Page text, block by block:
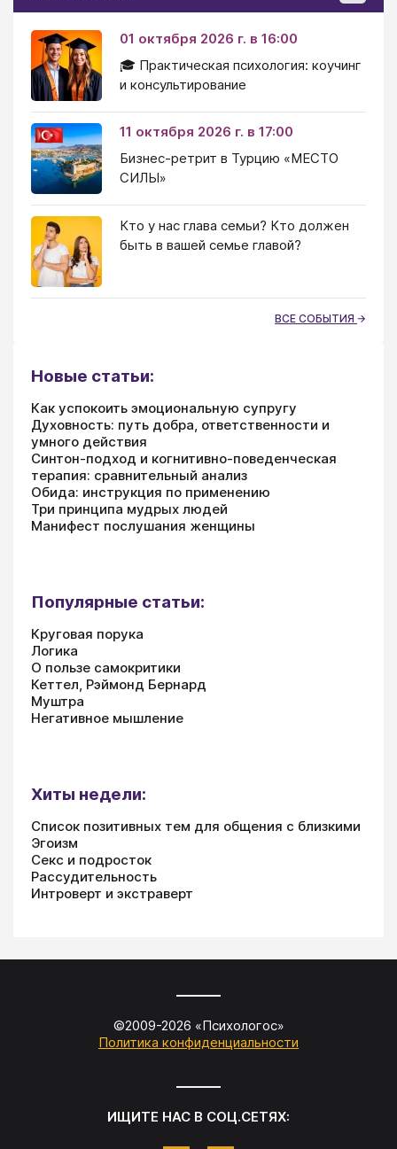
01 октября 2026 г. в 16:00
🎓 Практическая психология: коучинг
и консультирование
11 октября 2026 г. в 17:00
Бизнес-ретрит в Турцию «МЕСТО
СИЛЫ»
Кто у нас глава семьи? Кто должен
быть в вашей семье главой?
ВСЕ СОБЫТИЯ
Новые статьи:
Как успокоить эмоциональную супругу
Духовность: путь добра, ответственности и
умного действия
Синтон-подход и когнитивно-поведенческая
терапия: сравнительный анализ
Обида: инструкция по применению
Три принципа мудрых людей
Манифест послушания женщины
Популярные статьи:
Круговая порука
Логика
О пользе самокритики
Кеттел, Рэймонд Бернард
Муштра
Негативное мышление
Хиты недели:
Список позитивных тем для общения с близкими
Эгоизм
Секс и подросток
Рассудительность
Интроверт и экстраверт
©2009-2026 «Психологос»
Политика конфиденциальности
ИЩИТЕ НАС В СОЦ.СЕТЯХ: